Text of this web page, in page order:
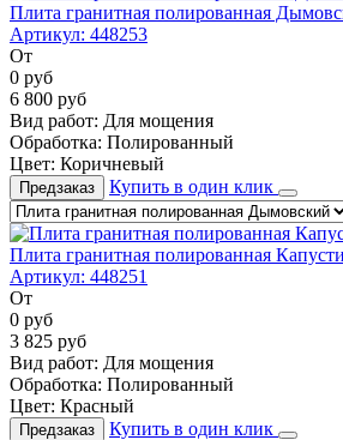
Плита гранитная полированная
Артикул: 448253
От
0 руб
6 800 руб
Вид работ: Для мощения
Обработка: Полированный
Цвет: Коричневый
Предзаказ Купить в один клик
Плита гранитная полированная
Артикул: 448251
От
0 руб
3 825 руб
Вид работ: Для мощения
Обработка: Полированный
Цвет: Красный
Предзаказ Купить в один клик